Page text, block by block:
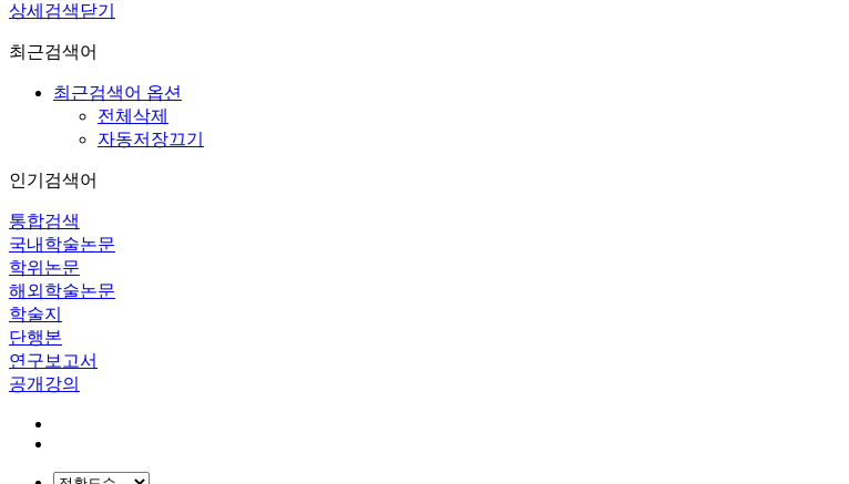
상세검색닫기
최근검색어
최근검색어 옵션
전체삭제
자동저장끄기
인기검색어
통합검색
국내학술논문
학위논문
해외학술논문
학술지
단행본
연구보고서
공개강의